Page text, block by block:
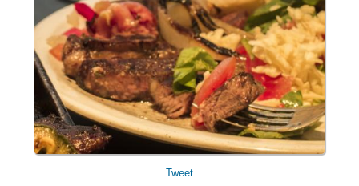
Tweet